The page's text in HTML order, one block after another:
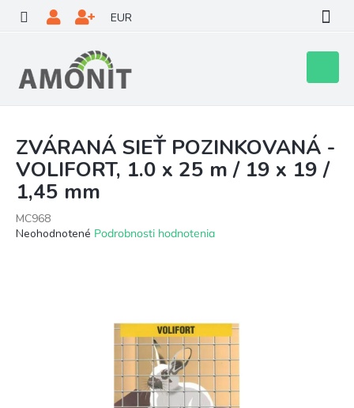
obsah
EUR
košík
ZVÁRANÁ SIEŤ POZINKOVANÁ -
VOLIFORT, 1.0 x 25 m / 19 x 19 /
1,45 mm
MC968
Priemerné
Neohodnotené Podrobnosti hodnotenia